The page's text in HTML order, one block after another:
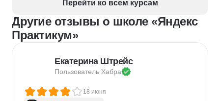
Перейти ко всем курсам
Другие отзывы о школе «Яндекс
Практикум»
Екатерина Штрейс
Пользователь Хабра
18 июня